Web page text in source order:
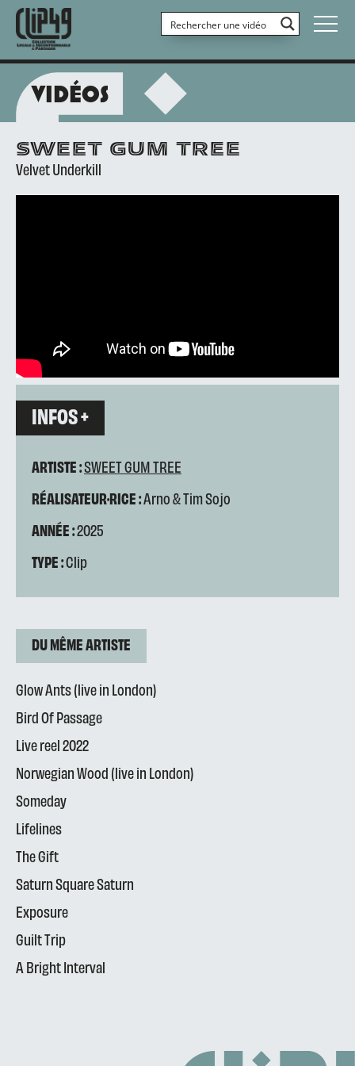
VIDÉOS
SWEET GUM TREE
Velvet Underkill
INFOS +
ARTISTE :SWEET GUM TREE
RÉALISATEUR·RICE :Arno & Tim Sojo
ANNÉE :2025
TYPE :Clip
DU MÊME ARTISTE
Glow Ants (live in London)
Bird Of Passage
Live reel 2022
Norwegian Wood (live in London)
Someday
Lifelines
The Gift
Saturn Square Saturn
Exposure
Guilt Trip
A Bright Interval